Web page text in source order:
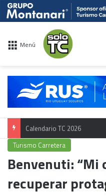
Menú
Calendario TC 2026
Turismo Carretera
Benvenuti: “Mi
recuperar